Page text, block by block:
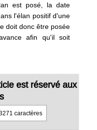
est posé, la date
l'élan positif d'une
doit donc être posée
afin qu'il soit
est réservé aux
caractères